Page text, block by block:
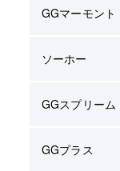
GGマーモント
ソーホー
GGスプリーム
GGプラス